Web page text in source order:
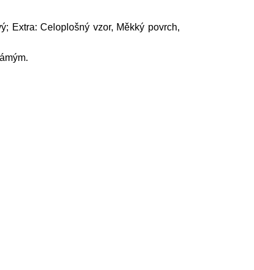
Extra: Celoplošný vzor, Měkký povrch,